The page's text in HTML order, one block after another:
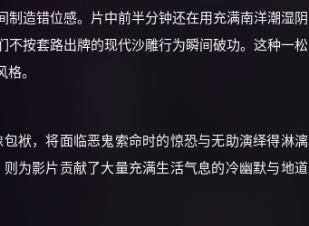
造错位感。片中前半分钟还在用充满南洋潮湿阴
按套路出牌的现代沙雕行为瞬间破功。这种一松
。
袱，将面临恶鬼索命时的惊恐与无助演绎得淋漓
为影片贡献了大量充满生活气息的冷幽默与地道